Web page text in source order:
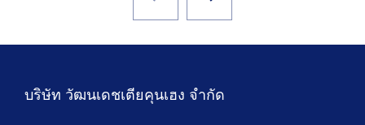
บริษัท วัฒนเดชเตียคุนเฮง จำกัด